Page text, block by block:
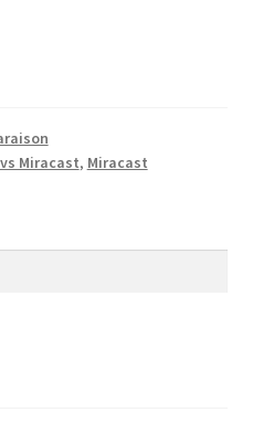
Miracast, Miracast